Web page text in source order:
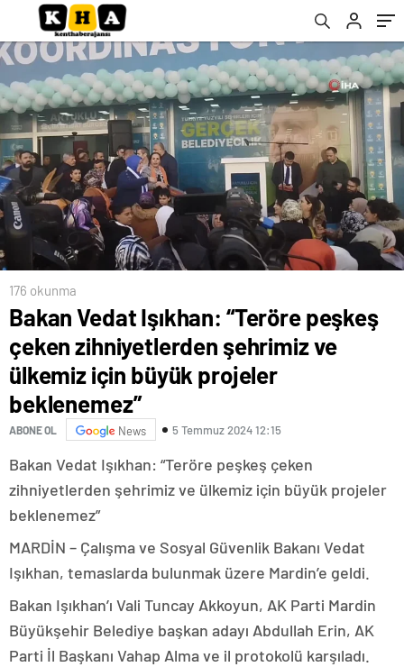
büyük projeler beklenemez”
176 okunma
Bakan Vedat Işıkhan: “Teröre peşkeş
çeken zihniyetlerden şehrimiz ve
ülkemiz için büyük projeler
beklenemez”
ABONE OL News 5 Temmuz 2024 12:15
Bakan Vedat Işıkhan: “Teröre peşkeş çeken
zihniyetlerden şehrimiz ve ülkemiz için büyük projeler
beklenemez”
MARDİN – Çalışma ve Sosyal Güvenlik Bakanı Vedat
Işıkhan, temaslarda bulunmak üzere Mardin’e geldi.
Bakan Işıkhan’ı Vali Tuncay Akkoyun, AK Parti Mardin
Büyükşehir Belediye başkan adayı Abdullah Erin, AK
Parti İl Başkanı Vahap Alma ve il protokolü karşıladı.